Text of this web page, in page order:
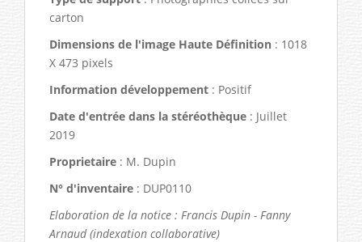
carton
Dimensions de l'image Haute Définition : 1018
X 473 pixels
Information développement : Positif
Date d'entrée dans la stéréothèque : Juillet
2019
Proprietaire : M. Dupin
N° d'inventaire : DUP0110
Elaboration de la notice : Francis Dupin - Fanny
Arnaud (indexation collaborative)